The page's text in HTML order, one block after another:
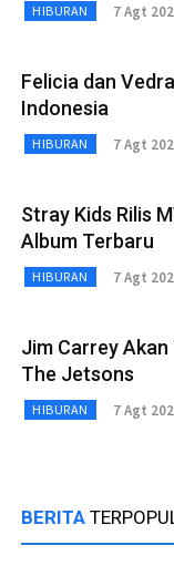
HIBURAN 7 Agt
Felicia dan
Indonesia
HIBURAN 7 Agt
Stray Kids Rilis
Album Terbaru
HIBURAN 7 Agt
Jim Carrey
The Jetsons
HIBURAN 7 Agt
BERITA